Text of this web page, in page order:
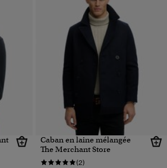
Caban en laine mélangée
The Merchant Store
(2)